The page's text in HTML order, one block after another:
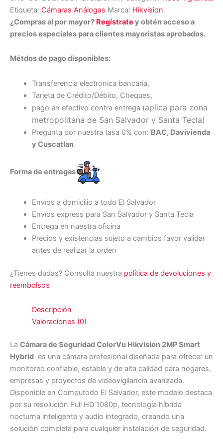
Etiqueta: Cámaras Análogas Marca: Hikvision
¿Compras al por mayor? Regístrate y obtén acceso a
precios especiales para clientes mayoristas aprobados.
Métdos de pago disponibles:
Transferencia electronica bancaria,
Tarjeta de Crédito/Débito, Cheques,
pago en efectivo contra entrega (aplica para zona
metropolitana de San Salvador y Santa Tecla)
Pregunta por nuestra tasa 0% con: BAC, Davivienda
y Cuscatlan
Forma de entregas
Envíos a domicilio a todo El Salvador
Envíos express para San Salvador y Santa Tecla
Entrega en nuestra oficina
Precios y existencias sujeto a cambios favor validar
antes de realizar la orden
¿Tienes dudas? Consulta nuestra política de devoluciones y
reembolsos
Descripción
Valoraciones (0)
La Cámara de Seguridad ColorVu Hikvision 2MP Smart
Hybrid es una cámara profesional diseñada para ofrecer un
monitoreo confiable, estable y de alta calidad para hogares,
empresas y proyectos de videovigilancia avanzada.
Disponible en Computodo El Salvador, este modelo destaca
por su resolución Full HD 1080p, tecnología híbrida
nocturna inteligente y audio integrado, creando una
solución completa para cualquier instalación de seguridad.